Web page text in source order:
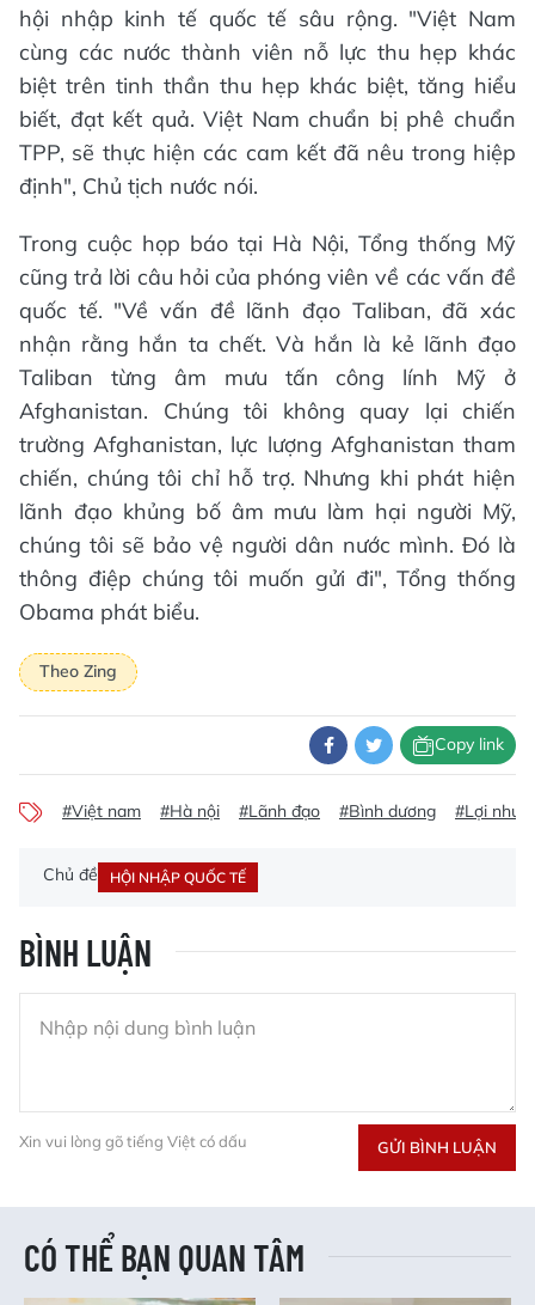
hội nhập kinh tế quốc tế sâu rộng. "Việt Nam
cùng các nước thành viên nỗ lực thu hẹp khác
biệt trên tinh thần thu hẹp khác biệt, tăng hiểu
biết, đạt kết quả. Việt Nam chuẩn bị phê chuẩn
TPP, sẽ thực hiện các cam kết đã nêu trong hiệp
định", Chủ tịch nước nói.
Trong cuộc họp báo tại Hà Nội, Tổng thống Mỹ
cũng trả lời câu hỏi của phóng viên về các vấn đề
quốc tế. "Về vấn đề lãnh đạo Taliban, đã xác
nhận rằng hắn ta chết. Và hắn là kẻ lãnh đạo
Taliban từng âm mưu tấn công lính Mỹ ở
Afghanistan. Chúng tôi không quay lại chiến
trường Afghanistan, lực lượng Afghanistan tham
chiến, chúng tôi chỉ hỗ trợ. Nhưng khi phát hiện
lãnh đạo khủng bố âm mưu làm hại người Mỹ,
chúng tôi sẽ bảo vệ người dân nước mình. Đó là
thông điệp chúng tôi muốn gửi đi", Tổng thống
Obama phát biểu.
Theo Zing
Copy link
#Việt nam #Hà nội #Lãnh đạo #Bình dương #Lợi
Chủ đề HỘI NHẬP QUỐC TẾ
BÌNH LUẬN
Xin vui lòng gõ tiếng Việt có dấu GỬI BÌNH LUẬN
CÓ THỂ BẠN QUAN TÂM